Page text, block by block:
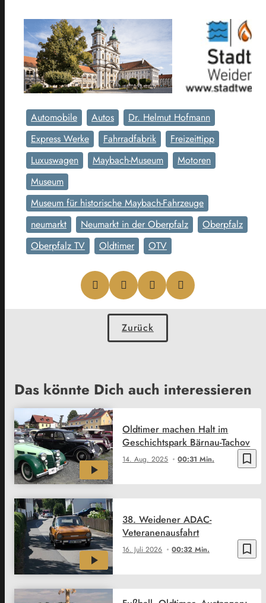
Automobile Autos
Dr. Helmut Hofmann
Express Werke
Fahrradfabrik
Freizeittipp
Luxuswagen
Maybach-Museum
Motoren
Museum
Museum für historische Maybach-Fahrzeuge
neumarkt
Neumarkt in der Oberpfalz
Oberpfalz
Oberpfalz TV
Oldtimer OTV
Zurück
Das könnte Dich auch interessieren
bookmark_border
14. Aug. 2025 00:31 Min.
Oldtimer machen Halt im
Geschichtspark Bärnau-Tachov
bookmark_border
16. Juli 2026 00:32 Min.
38. Weidener ADAC-
Veteranenausfahrt